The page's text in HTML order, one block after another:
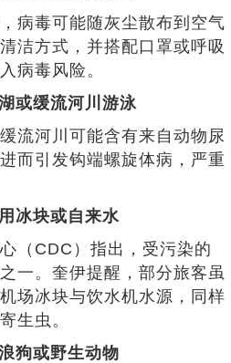
病毒可能随灰尘散布到空气
洁方式，并搭配口罩或呼吸
病毒风险。
或缓流河川游泳
流河川可能含有来自动物尿
而引发钩端螺旋体病，严重
冰块或自来水
（CDC）指出，受污染的
一。奎伊提醒，部分旅客虽
场冰块与饮水机水源，同样
生虫。
狗或野生动物